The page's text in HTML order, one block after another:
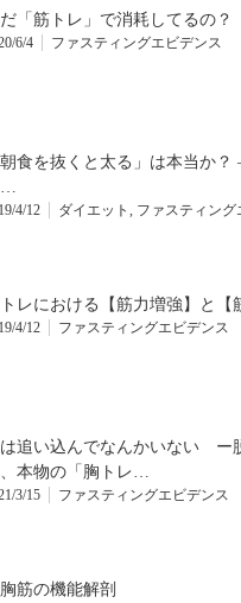
「筋トレ」で消耗してるの？
6/4 ファスティングエビデンス
朝食を抜くと太る」は本当か
…
4/12 ダイエット , ファスティング
レにおける【筋力増強】と【
4/12 ファスティングエビデンス
追い込んでなんかいない ー
本物の「胸トレ…
3/15 ファスティングエビデンス
筋の機能解剖